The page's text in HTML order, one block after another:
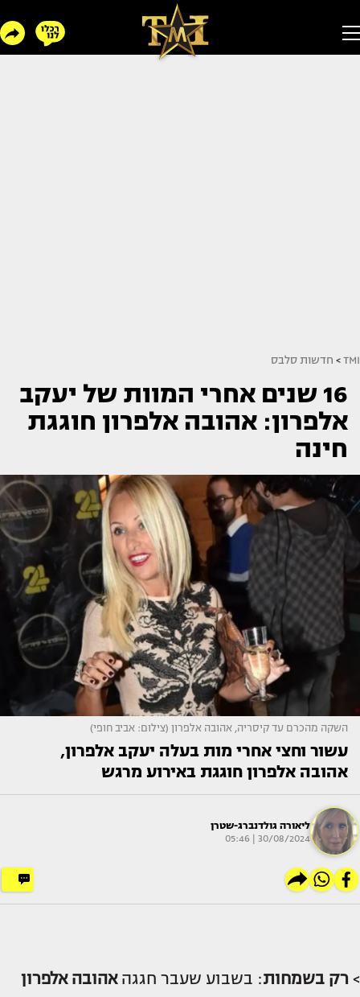
TMI
> חדשות סלבס
16 שנים אחרי המוות של יעקב
אלפרון: אהובה אלפרון חוגגת
חינה
השקה מהכרם עד קיסריה, אהובה אלפרון (צילום: אביב חופי)
עשור וחצי אחרי מות בעלה יעקב אלפרון,
אהובה אלפרון חוגגת באירוע מרגש
ליאורה גולדנברג-שטרן
30/08/2024 | 05:46
> רק בשמחות: בשבוע שעבר חגגהאהובה אלפרון